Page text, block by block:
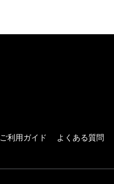
ご利用ガイド よくある質問